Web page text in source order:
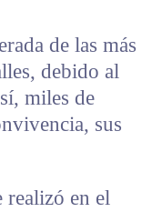
de las más
debido al
miles de
sus
realizó en el